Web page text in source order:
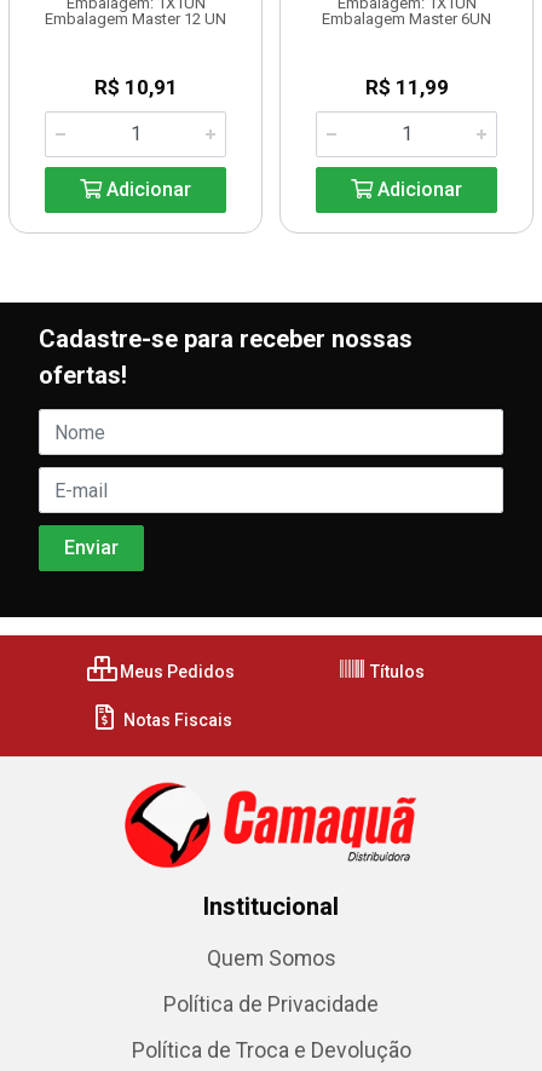
Embalagem Master 12 UN
R$ 10,91
Adicionar
Embalagem Master 6UN
R$ 11,99
Adicionar
Cadastre-se para receber nossas
ofertas!
Meus Pedidos Títulos
Notas Fiscais
Institucional
Quem Somos
Política de Privacidade
Política de Troca e Devolução